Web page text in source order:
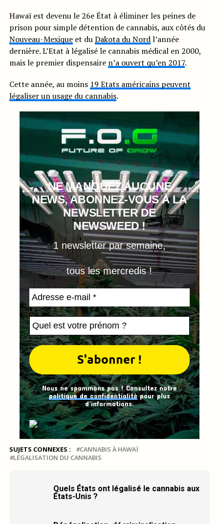
Hawaï est devenu le 26e État à éliminer les peines de
prison pour simple détention de cannabis, aux côtés du
Nouveau-Mexiqueet duDakota du Nordl’année
dernière. L’Etat à légalisé le cannabis médical en 2000,
mais le premier dispensaire n’a ouvert qu’en 2017.
Cette année, au moins 19 Etats américains peuvent
légaliser un usage du cannabis.
NE MANQUEZ AUCUNE
NEWS, ABONNEZ-VOUS À LA
NEWSLETTER DE
NEWSWEED !
1 newsletter par semaine,
tous les mercredis !
Nous ne spammons pas ! Consultez notre
politique de confidentialitépour plus
d’informations.
SUJETS CONNEXES :
CANNABIS À HAWAÏ
LÉGALISATION DU CANNABIS
Quels États ont légalisé le cannabis aux
États-Unis ?